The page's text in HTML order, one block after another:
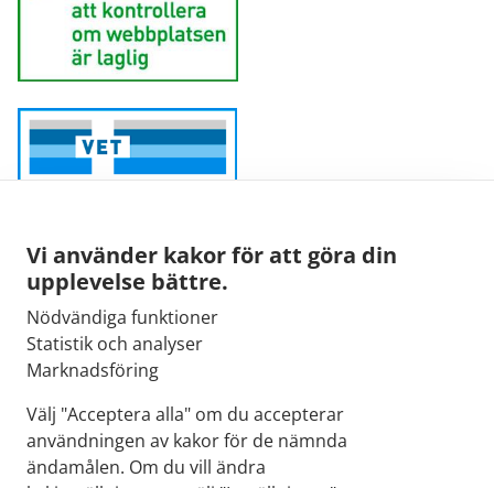
Vi använder kakor för att göra din
upplevelse bättre.
Nödvändiga funktioner
Statistik och analyser
Marknadsföring
Välj "Acceptera alla" om du accepterar
användningen av kakor för de nämnda
ändamålen. Om du vill ändra
Sähköpostiosoite:
kirjaamo@fimea.fi
Fimean vaihde:
029 522 3341